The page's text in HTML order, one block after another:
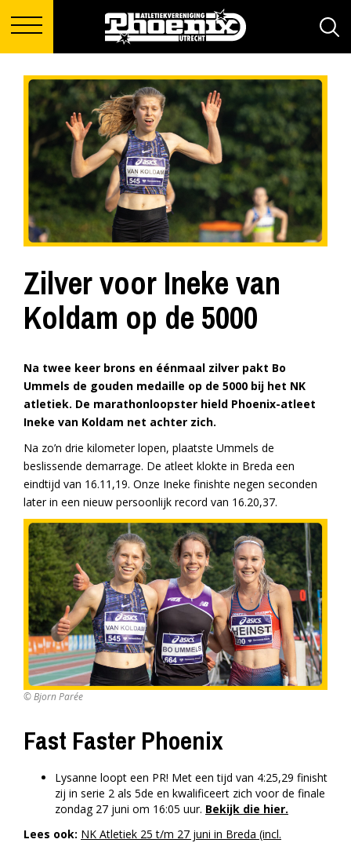
Zilver voor Ineke van
Koldam op de 5000
Na twee keer brons en éénmaal zilver pakt Bo
Ummels de gouden medaille op de 5000 bij het NK
atletiek. De marathonloopster hield Phoenix-atleet
Ineke van Koldam net achter zich.
Na zo’n drie kilometer lopen, plaatste Ummels de
beslissende demarrage. De atleet klokte in Breda een
eindtijd van 16.11,19. Onze Ineke finishte negen seconden
later in een nieuw persoonlijk record van 16.20,37.
© Bjorn Parée
Fast Faster Phoenix
Lysanne loopt een PR! Met een tijd van 4:25,29 finisht
zij in serie 2 als 5de en kwalificeert zich voor de finale
zondag 27 juni om 16:05 uur. Bekijk die hier.
Lees ook: NK Atletiek 25 t/m 27 juni in Breda (incl.